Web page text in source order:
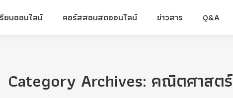
ยนออนไลน์ คอร์สสอนสดออนไลน์ ข่าวสาร Q&A
Category Archives: คณิตศาสตร์
ยนออนไลน์ คอร์สสอนสดออนไลน์ ข่าวสาร Q&A